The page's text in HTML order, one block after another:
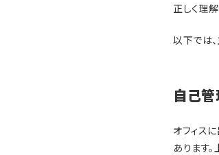
正しく理
以下では
自己
オフィス
あります